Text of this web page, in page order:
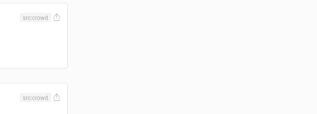
src:crowd
src:crowd